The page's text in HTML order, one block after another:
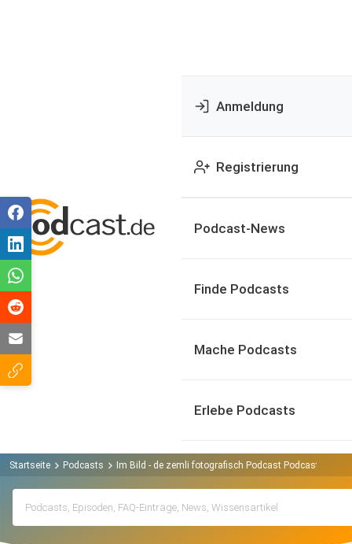
Anmeldung
Registrierung
Podcast-News
Finde Podcasts
Mache Podcasts
Erlebe Podcasts
Startseite Podcasts Im Bild - de zemli fotografisch Podcast Podcast